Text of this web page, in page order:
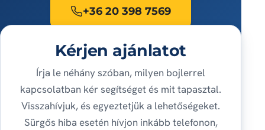
+36 20 398 7569
Kérjen ajánlatot
Írja le néhány szóban, milyen bojlerrel
kapcsolatban kér segítséget és mit tapasztal.
Visszahívjuk, és egyeztetjük a lehetőségeket.
Sürgős hiba esetén hívjon inkább telefonon,